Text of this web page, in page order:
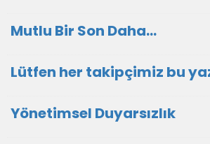
Mutlu Bir Son Daha…
Lütfen her takipçimiz bu
Yönetimsel Duyarsızlık